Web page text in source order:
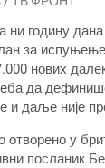
ни годину дана
за
нових
да
и даље није
отворено у
посланик